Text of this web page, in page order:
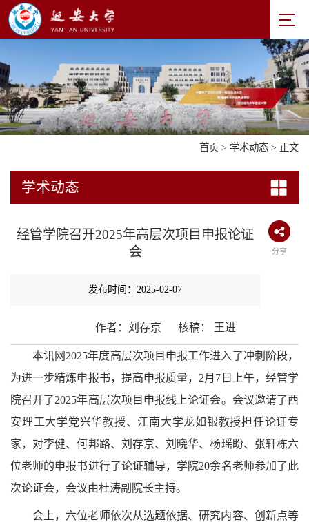
首页 > 学术动态 > 正文
学术动态
经管学院召开2025年高层次项目申报论证
会
分享
发布时间：2025-02-07
作者：刘存京 核稿： 王进
本讯网 2025年度高层次项目申报工作进入了冲刺阶段，
为进一步精炼申报书，提高申报质量，2月7日上午，经管学
院召开了2025年高层次项目申报线上论证会。会议邀请了西
安理工大学党兴华教授、江南大学龙如银教授担任论证专
家，对李健、何邦路、刘存京、刘晓华、杨瑶盼、张轩栋六
位老师的申报书进行了论证辅导，学院20余名老师参加了此
次论证会，会议由杜涛副院长主持。
会上，六位老师依次从选题依据、研究内容、创新点等